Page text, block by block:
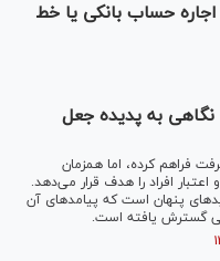
حساب بانکی یا خط
به پدیده جعل
فراهم کرده، اما همزمان
افراد را هدف قرار می‌دهد.
پنهان است که پیامد‌های آن
گسترش یافته است.